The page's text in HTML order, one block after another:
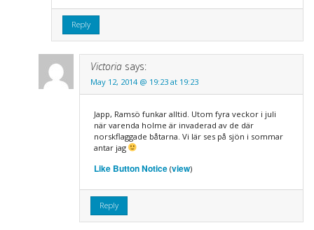
Reply
Victoria says:
May 12, 2014 @ 19:23 at 19:23
Japp, Ramsö funkar alltid. Utom fyra veckor i juli
när varenda holme är invaderad av de där
norskflaggade båtarna. Vi lär ses på sjön i sommar
antar jag
Like Button Notice(view)
Reply